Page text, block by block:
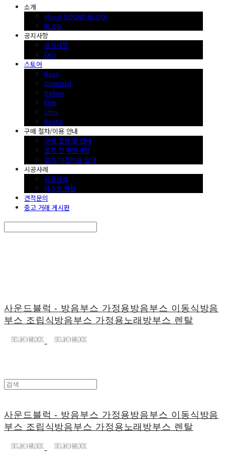
소개
About SOUND BLOCK
BLOG
공지사항
공지사항
FAQ
스토어
Basic
Standard
Deluxe
Elite
Ultra
Rental
구매 절차/이용 안내
구매 절차 및 안내
설치 전 확인사항
설치/이전비용 안내
시공사례
시공사례
테스트 영상
견적문의
중고 거래 게시판
사운드블럭 - 방음부스 가정용방음부스 이동식방음
부스 조립식방음부스 가정용노래방부스 렌탈
사운드블럭 - 방음부스 가정용방음부스 이동식방음
부스 조립식방음부스 가정용노래방부스 렌탈